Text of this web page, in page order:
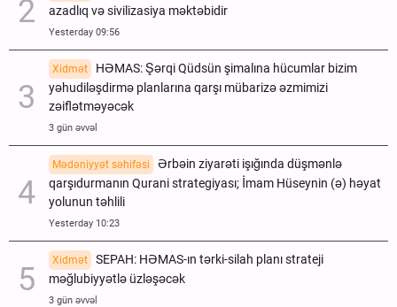
azadlıq və sivilizasiya məktəbidir
Yesterday 09:56
Xidmət
HƏMAS: Şərqi Qüdsün şimalına hücumlar bizim
yəhudiləşdirmə planlarına qarşı mübarizə əzmimizi
zəiflətməyəcək
3 gün əvvəl
Mədəniyyət səhifəsi
Ərbəin ziyarəti işığında düşmənlə
qarşıdurmanın Qurani strategiyası; İmam Hüseynin (ə) həyat
yolunun təhlili
Yesterday 10:23
Xidmət
SEPAH: HƏMAS-ın tərki-silah planı strateji
məğlubiyyətlə üzləşəcək
3 gün əvvəl